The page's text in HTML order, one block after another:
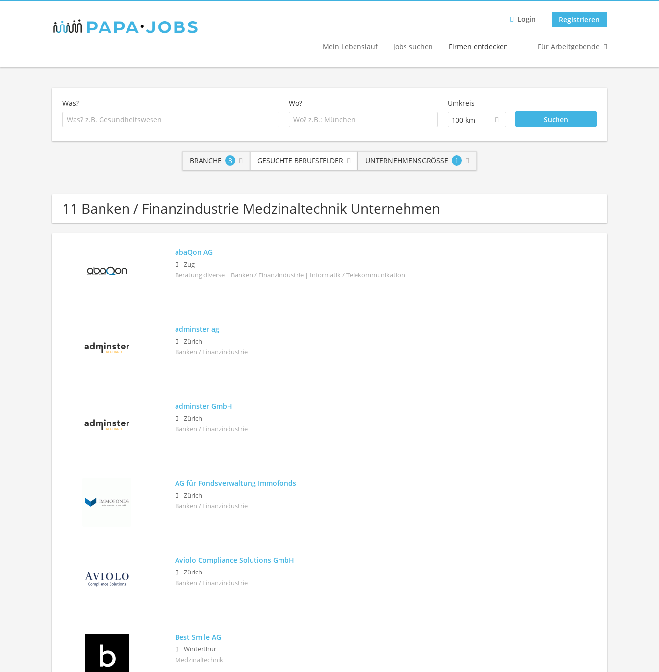
Login Registrieren
Mein Lebenslauf Jobs suchen Firmen entdecken Für Arbeitgebende
Was? Wo?
Umkreis
100 km
BRANCHE 3 GESUCHTE BERUFSFELDER UNTERNEHMENSGRÖSSE 1
11 Banken / Finanzindustrie Medzinaltechnik Unternehmen
abaQon AG
Zug
Beratung diverse | Banken / Finanzindustrie | Informatik / Telekommunikation
adminster ag
Zürich
Banken / Finanzindustrie
adminster GmbH
Zürich
Banken / Finanzindustrie
AG für Fondsverwaltung Immofonds
Zürich
Banken / Finanzindustrie
Aviolo Compliance Solutions GmbH
Zürich
Banken / Finanzindustrie
Best Smile AG
Winterthur
Medzinaltechnik